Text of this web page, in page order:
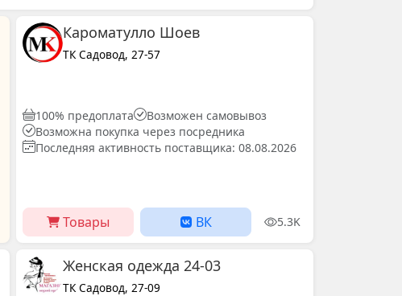
Кароматулло Шоев
ТК Садовод, 27-57
100% предоплата
Возможен самовывоз
Возможна покупка через посредника
Последняя активность поставщика: 08.08.2026
Товары ВК 5.3K
Женская одежда 24-03
ТК Садовод, 27-09